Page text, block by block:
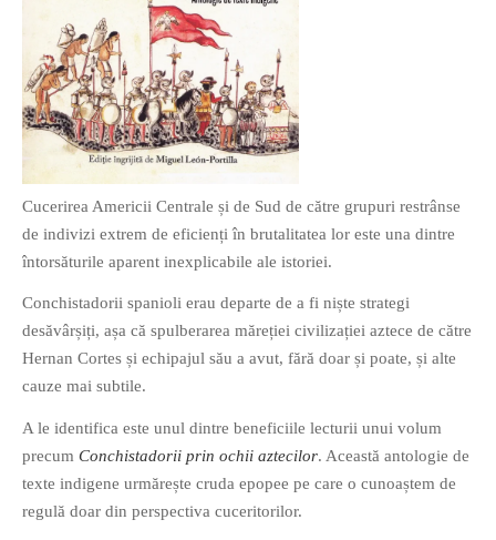
mind games, then this is the
book for you. Take the
challenge of creating your
own acrostics and describing
Cucerirea Americii Centrale și de Sud de către grupuri restrânse
de indivizi extrem de eficienți în brutalitatea lor este una dintre
întorsăturile aparent inexplicabile ale istoriei.
Conchistadorii spanioli erau departe de a fi niște strategi
desăvârșiți, așa că spulberarea măreției civilizației aztece de către
Hernan Cortes și echipajul său a avut, fără doar și poate, și alte
cauze mai subtile.
A le identifica este unul dintre beneficiile lecturii unui volum
precum Conchistadorii prin ochii aztecilor. Această antologie de
texte indigene urmărește cruda epopee pe care o cunoaștem de
regulă doar din perspectiva cuceritorilor.